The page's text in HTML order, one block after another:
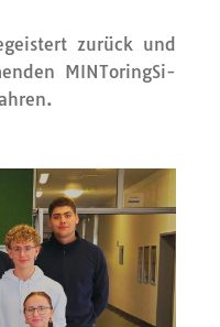
zurück und
MINToringSi-
.